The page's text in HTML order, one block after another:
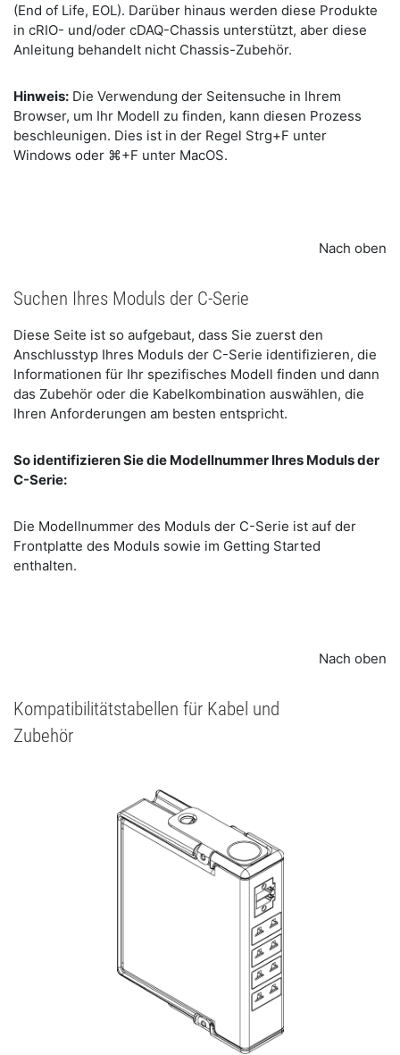
(End of Life, EOL). Darüber hinaus werden diese Produkte
in cRIO- und/oder cDAQ-Chassis unterstützt, aber diese
Anleitung behandelt nicht Chassis-Zubehör.
Hinweis: Die Verwendung der Seitensuche in Ihrem
Browser, um Ihr Modell zu finden, kann diesen Prozess
beschleunigen. Dies ist in der Regel Strg+F unter
Windows oder ⌘+F unter MacOS.
Nach oben
Suchen Ihres Moduls der C-Serie
Diese Seite ist so aufgebaut, dass Sie zuerst den
Anschlusstyp Ihres Moduls der C-Serie identifizieren, die
Informationen für Ihr spezifisches Modell finden und dann
das Zubehör oder die Kabelkombination auswählen, die
Ihren Anforderungen am besten entspricht.
So identifizieren Sie die Modellnummer Ihres Moduls der
C-Serie:
Die Modellnummer des Moduls der C-Serie ist auf der
Frontplatte des Moduls sowie im Getting Started
enthalten.
Nach oben
Kompatibilitätstabellen für Kabel und
Zubehör